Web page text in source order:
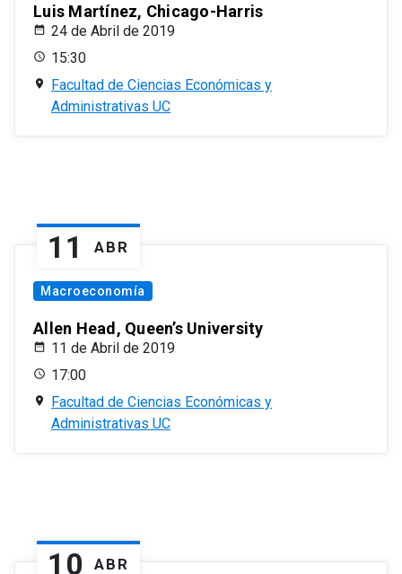
Luis Martínez, Chicago-Harris
24 de Abril de 2019
15:30
Facultad de Ciencias Económicas y
Administrativas UC
11 ABR
Macroeconomía
Allen Head, Queen’s University
11 de Abril de 2019
17:00
Facultad de Ciencias Económicas y
Administrativas UC
10 ABR